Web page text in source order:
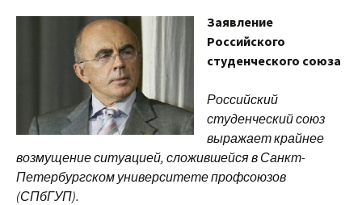
Заявление
Российского
студенческого союза
Российский
студенческий союз
выражает крайнее
возмущение ситуацией, сложившейся в Санкт-
Петербургском университете профсоюзов
(СПбГУП).